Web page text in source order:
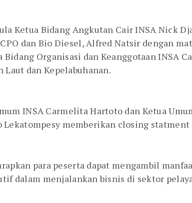
Ketua Bidang Angkutan Cair INSA Nick
dan Bio Diesel, Alfred Natsir dengan
Bidang Organisasi dan Keanggotaan INSA
Laut dan Kepelabuhanan.
INSA Carmelita Hartoto dan Ketua
Lekatompesy memberikan closing statment
para peserta dapat mengambil
dalam menjalankan bisnis di sektor